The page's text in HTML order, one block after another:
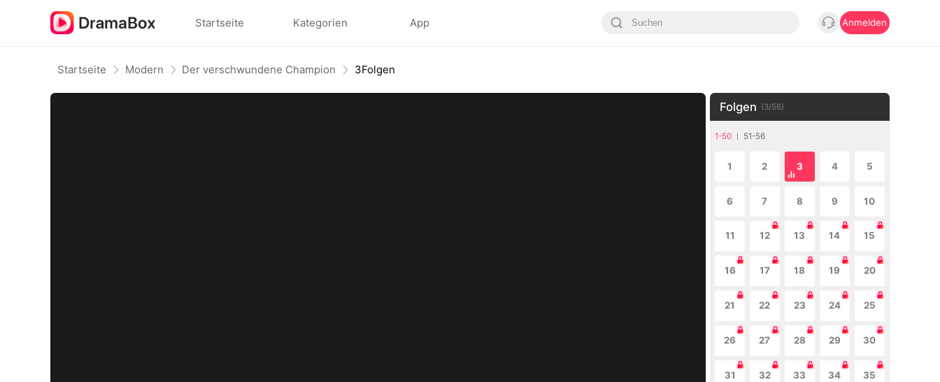
Startseite Kategorien App Anmelden
Startseite Modern Der verschwundene Champion 3Folgen
Folgen (3/56)
1-50 51-56
1 2 3 4 5
6 7 8 9 10
11 12 13 14 15
16 17 18 19 20
21 22 23 24 25
26 27 28 29 30
31 32 33 34 35